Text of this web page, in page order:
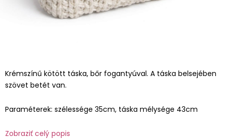
Krémszínű kötött táska, bőr fogantyúval. A táska belsejében
szövet betét van.
Paraméterek: szélessége 35cm, táska mélysége 43cm
Zobraziť celý popis